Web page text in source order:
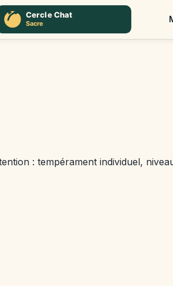
: tempérament individuel,